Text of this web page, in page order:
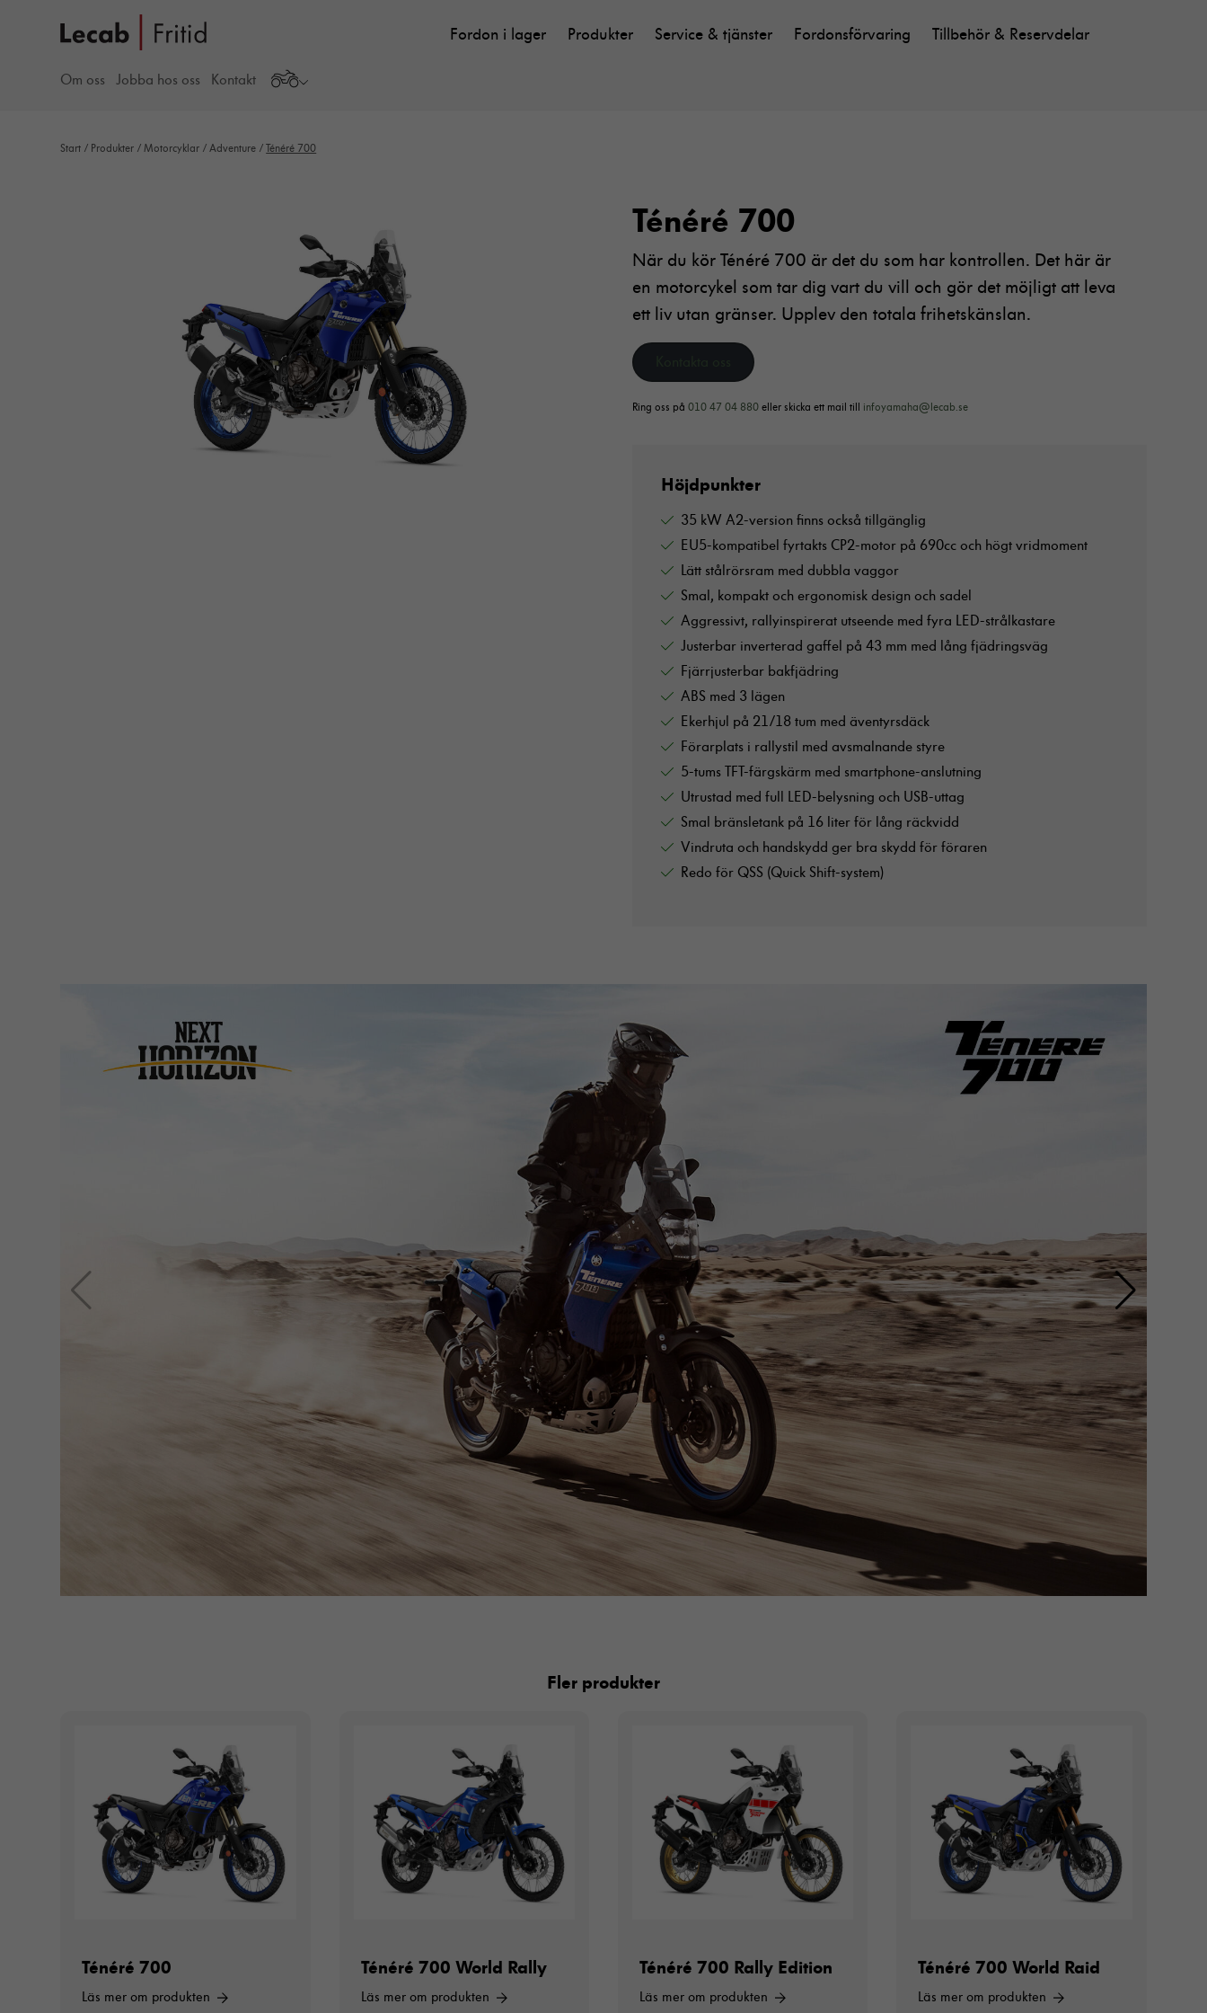
Fordon i lager Produkter Service & tjänster Fordonsförvaring Tillbehör & Reservdelar
Om oss Jobba hos oss Kontakt
Start / Produkter /Motorcyklar /Adventure /Ténéré 700
Ténéré 700
När du kör Ténéré 700 är det du som har kontrollen. Det här är
en motorcykel som tar dig vart du vill och gör det möjligt att leva
ett liv utan gränser. Upplev den totala frihetskänslan.
Ring oss på 010 47 04 880 eller skicka ett mail till infoyamaha@lecab.se
Höjdpunkter
35 kW A2-version finns också tillgänglig
EU5-kompatibel fyrtakts CP2-motor på 690cc och högt vridmoment
Lätt stålrörsram med dubbla vaggor
Smal, kompakt och ergonomisk design och sadel
Aggressivt, rallyinspirerat utseende med fyra LED-strålkastare
Justerbar inverterad gaffel på 43 mm med lång fjädringsväg
Fjärrjusterbar bakfjädring
ABS med 3 lägen
Ekerhjul på 21/18 tum med äventyrsdäck
Förarplats i rallystil med avsmalnande styre
5-tums TFT-färgskärm med smartphone-anslutning
Utrustad med full LED-belysning och USB-uttag
Smal bränsletank på 16 liter för lång räckvidd
Vindruta och handskydd ger bra skydd för föraren
Redo för QSS (Quick Shift-system)
Fler produkter
Ténéré 700
Läs mer om produkten
Ténéré 700 World Rally
Läs mer om produkten
Ténéré 700 Rally Edition
Läs mer om produkten
Ténéré 700 World Raid
Läs mer om produkten
Nödvändiga
Dessa
cookies går
inte att välja
över huvud
taget ska